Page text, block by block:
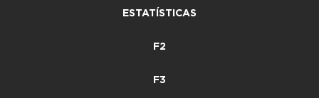
ESTATÍSTICAS
F2
F3